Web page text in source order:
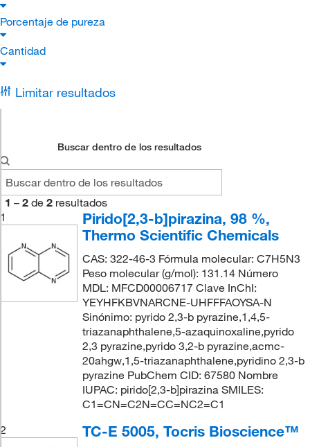
Porcentaje de pureza
Cantidad
Limitar resultados
Buscar dentro de los resultados
1 – 2 de 2 resultados
1
Pirido[2,3-b]pirazina, 98 %,
Thermo Scientific Chemicals
CAS: 322-46-3 Fórmula molecular: C7H5N3
Peso molecular (g/mol): 131.14 Número
MDL: MFCD00006717 Clave InChI:
YEYHFKBVNARCNE-UHFFFAOYSA-N
Sinónimo: pyrido 2,3-b pyrazine,1,4,5-
triazanaphthalene,5-azaquinoxaline,pyrido
2,3 pyrazine,pyrido 3,2-b pyrazine,acmc-
20ahgw,1,5-triazanaphthalene,pyridino 2,3-b
pyrazine PubChem CID: 67580 Nombre
IUPAC: pirido[2,3-b]pirazina SMILES:
C1=CN=C2N=CC=NC2=C1
2
TC-E 5005, Tocris Bioscience™